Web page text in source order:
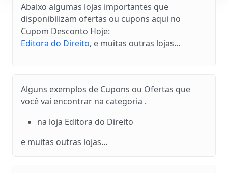
Abaixo algumas lojas importantes que
disponibilizam ofertas ou cupons aqui no
Cupom Desconto Hoje:
Editora do Direito, e muitas outras lojas...
Alguns exemplos de Cupons ou Ofertas que
você vai encontrar na categoria .
na loja Editora do Direito
e muitas outras lojas...